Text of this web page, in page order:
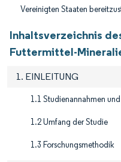
Vereinigten Staaten
Inhaltsverzeichnis
Futtermittel-
1. EINLEITUNG
1.1 Studienannahmen
1.2 Umfang der Studie
1.3 Forschungsmethodik